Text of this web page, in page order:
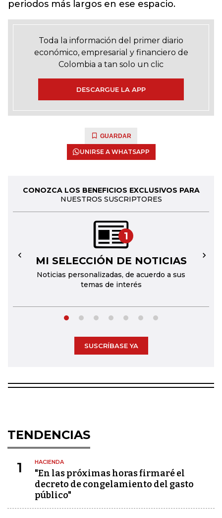
periodos más largos en ese espacio.
Toda la información del primer diario
económico, empresarial y financiero de
Colombia a tan solo un clic
DESCARGUE LA APP
GUARDAR
UNIRSE A WHATSAPP
CONOZCA LOS BENEFICIOS EXCLUSIVOS PARA
NUESTROS SUSCRIPTORES
1
MI SELECCIÓN DE NOTICIAS
Noticias personalizadas, de acuerdo a sus
temas de interés
← →
SUSCRÍBASE YA
TENDENCIAS
1 HACIENDA
"En las próximas horas firmaré el
decreto de congelamiento del gasto
público"